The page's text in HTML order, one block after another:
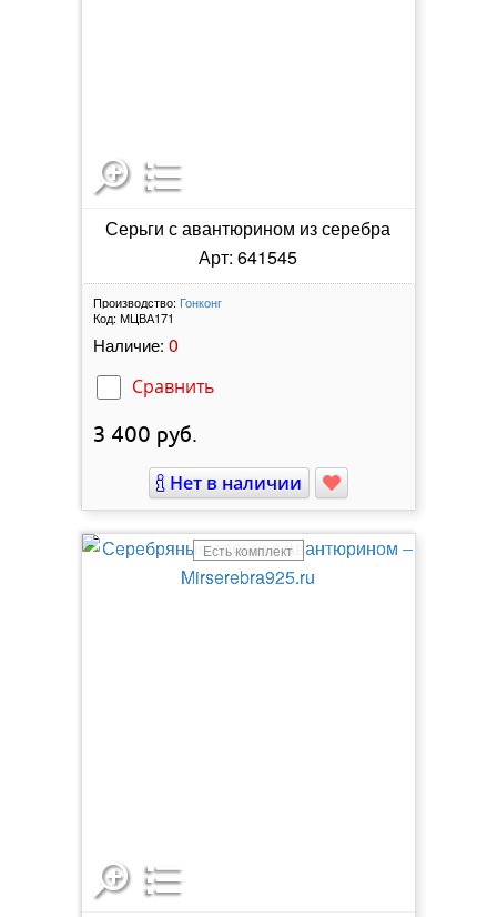
Серьги с авантюрином из серебра
Арт: 641545
Производство: Гонконг
Код: МЦВА171
Наличие: 0
Сравнить
3 400 руб.
Нет в наличии
Есть комплект